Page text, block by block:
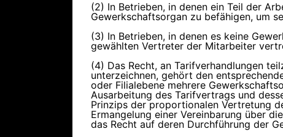
(2) In Betrieben, in denen ein Teil der
Gewerkschaftsorgan zu befähigen, um
(3) In Betrieben, in denen es keine
gewählten Vertreter der Mitarbeiter
(4) Das Recht, an Tarifverhandlungen
unterzeichnen, gehört den
oder Filialebene mehrere
Ausarbeitung des Tarifvertrags und
Prinzips der proportionalen Vertretung
Ermangelung einer Vereinbarung über
das Recht auf deren Durchführung der